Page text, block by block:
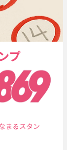
プ
まるスタン